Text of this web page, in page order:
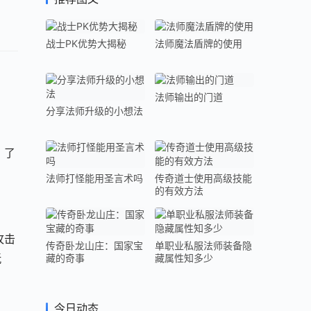
了
击
战士PK优势大揭秘 法师魔法盾牌的使用
分享法师升级的小想法
法师输出的门道
法师打怪能用圣言术吗
传奇道士使用高级技能
的有效方法
传奇卧龙山庄：国家宝
藏的奇事
单职业私服法师装备隐
藏属性知多少
今日动态